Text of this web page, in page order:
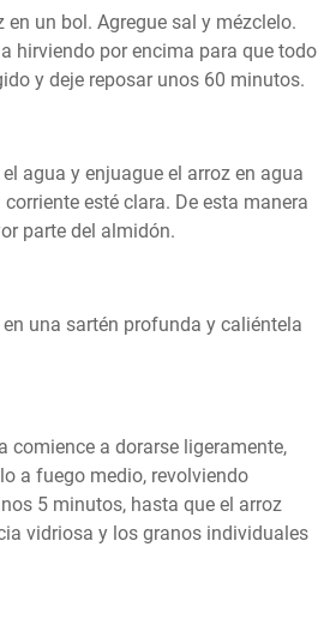
en un bol. Agregue sal y mézclelo.
hirviendo por encima para que todo
y deje reposar unos 60 minutos.
agua y enjuague el arroz en agua
esté clara. De esta manera
parte del almidón.
una sartén profunda y caliéntela
comience a dorarse ligeramente,
a fuego medio, revolviendo
5 minutos, hasta que el arroz
vidriosa y los granos individuales